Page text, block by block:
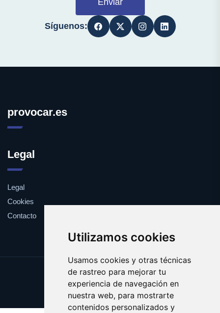
Utilizamos cookies
Usamos cookies y otras técnicas
de rastreo para mejorar tu
experiencia de navegación en
nuestra web, para mostrarte
contenidos personalizados y
Enviar
Síguenos:
provocar.es
Legal
Legal
Cookies
Contacto
Update cookies preferences
Copyright © 2025 provocar.es